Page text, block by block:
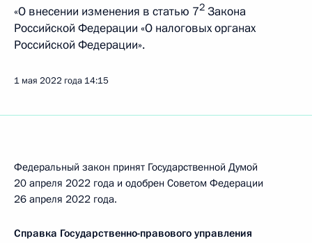
«О внесении изменения в статью 72 Закона
Российской Федерации «О налоговых органах
Российской Федерации».
1 мая 2022 года 14:15
Федеральный закон принят Государственной Думой
20 апреля 2022 года и одобрен Советом Федерации
26 апреля 2022 года.
Справка Государственно-правового управления